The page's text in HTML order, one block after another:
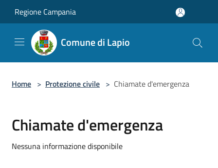
Regione Campania
Comune di Lapio
Home > Protezione civile > Chiamate d'emergenza
Chiamate d'emergenza
Nessuna informazione disponibile